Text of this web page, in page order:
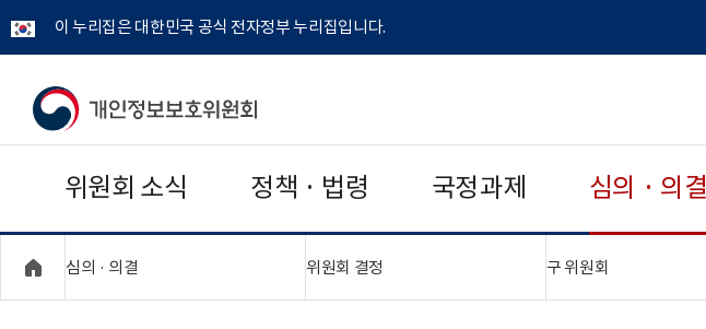
이 누리집은 대한민국 공식 전자정부 누리집입니다.
개
보
보
위원회 소식 정책 · 법령 국정과제 심의 · 의결
심의 · 의결 위원회 결정 구 위원회